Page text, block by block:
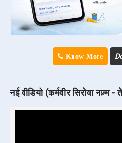
Know More
नई वीडियो (कर्मवीर सिरोवा नज़्म -